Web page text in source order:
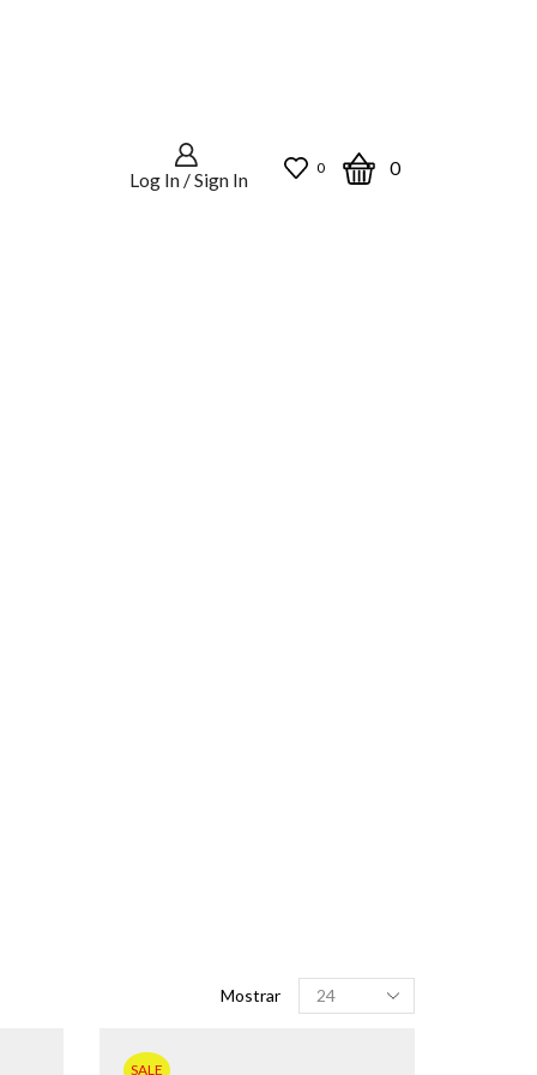
Log In / Sign In
0 0
Mostrar
Produtos
por
SALE